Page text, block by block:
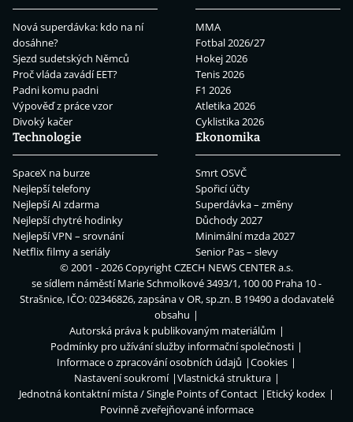
Nová superdávka: kdo na ní
dosáhne?
Sjezd sudetských Němců
Proč vláda zavádí EET?
Padni komu padni
Výpověď z práce vzor
Divoký kačer
MMA
Fotbal 2026/27
Hokej 2026
Tenis 2026
F1 2026
Atletika 2026
Cyklistika 2026
Technologie
SpaceX na burze
Nejlepší telefony
Nejlepší AI zdarma
Nejlepší chytré hodinky
Nejlepší VPN – srovnání
Netflix filmy a seriály
Ekonomika
Smrt OSVČ
Spořicí účty
Superdávka – změny
Důchody 2027
Minimální mzda 2027
Senior Pas – slevy
© 2001 - 2026 CopyrightCZECH NEWS CENTER a.s.
se sídlem náměstí Marie Schmolkové 3493/1, 100 00 Praha 10 -
Strašnice, IČO: 02346826, zapsána v OR, sp.zn. B 19490 a dodavatelé
obsahu
Autorská práva k publikovaným materiálům
Podmínky pro užívání služby informační společnosti
Informace o zpracování osobních údajů
Cookies
Nastavení soukromí
Vlastnická struktura
Jednotná kontaktní místa / Single Points of Contact
Etický kodex
Povinně zveřejňované informace